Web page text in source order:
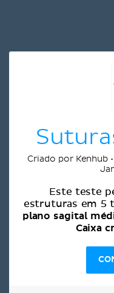
Criado por Kenhub
Este teste
estruturas em 5
plano sagital
Caixa